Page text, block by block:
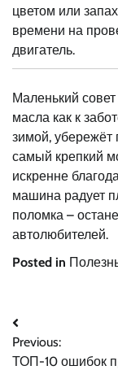
цветом или
времени на
двигатель.
Маленький совет
масла как к
зимой,
самый крепкий
искренне
машина радует
поломка –
автолюбителей.
Posted in
Навигация
по
Previous:
ТОП-10 ошибок